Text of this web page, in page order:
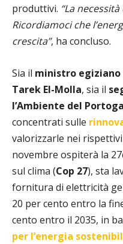
produttivi. “La
Ricordiamoci che
crescita”, ha concluso.
Sia il ministro egiziano
Tarek El-Molla, sia il
l’Ambiente del
concentrati sulle
valorizzarle nei rispettivi
novembre ospiterà la
sul clima (Cop 27), sta
fornitura di elettricità
20 per cento entro la
cento entro il 2035, in
per l’energia